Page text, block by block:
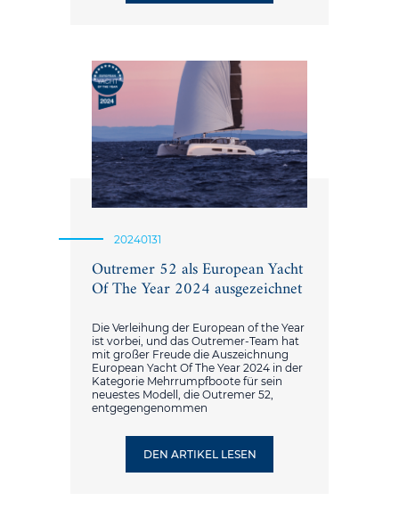
20240131
Outremer 52 als European Yacht
Of The Year 2024 ausgezeichnet
Die Verleihung der European of the Year
ist vorbei, und das Outremer-Team hat
mit großer Freude die Auszeichnung
European Yacht Of The Year 2024 in der
Kategorie Mehrrumpfboote für sein
neuestes Modell, die Outremer 52,
entgegengenommen
DEN ARTIKEL LESEN